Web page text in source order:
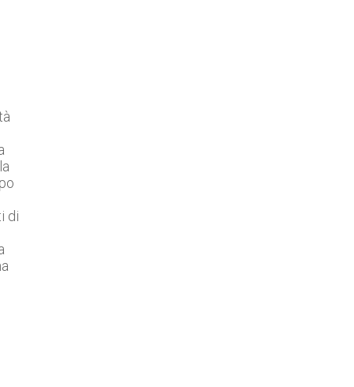
di